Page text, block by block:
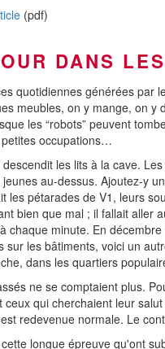
(pdf)
DANS
quotidiennes générées par
meubles, on y mange, on
les “robots” peuvent
occupations…
les lits à la cave.
au-dessus. Ajoutez-y
les pétarades de V1, leurs
bien que mal ; il fallait aller
chaque minute. En
sur les bâtiments, voici un
dans les quartiers
ne se comptaient plus.
ceux qui cherchaient leur
redevenue normale. Le
longue épreuve qu'ont